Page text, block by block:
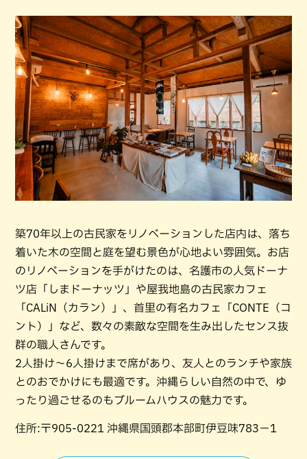
築70年以上の古民家をリノベーションした店内は、落ち
着いた木の空間と庭を望む景色が心地よい雰囲気。お店
のリノベーションを手がけたのは、名護市の人気ドーナ
ツ店「しまドーナッツ」や屋我地島の古民家カフェ
「CALiN（カラン）」、首里の有名カフェ「CONTE（コ
ント）」など、数々の素敵な空間を生み出したセンス抜
群の職人さんです。
2人掛け〜6人掛けまで席があり、友人とのランチや家族
とのおでかけにも最適です。沖縄らしい自然の中で、ゆ
ったり過ごせるのもブルームハウスの魅力です。
住所:〒905-0221 沖縄県国頭郡本部町伊豆味783−1